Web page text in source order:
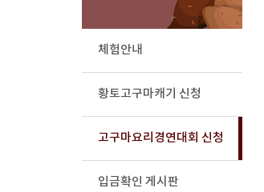
체험안내
황토고구마캐기 신청
고구마요리경연대회 신청
입금확인 게시판